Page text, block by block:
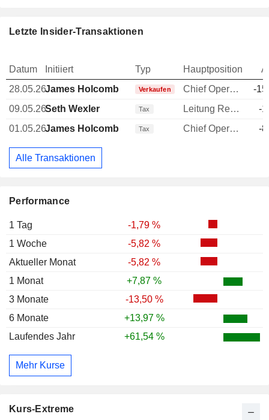
Performance
1 Tag
-1,79 %
1 Woche
-5,82 %
Aktueller Monat
-5,82 %
1 Monat
+7,87 %
3 Monate
-13,50 %
6 Monate
+13,97 %
Laufendes Jahr
+61,54 %
Mehr Kurse
Kurs-Extreme
Letzte Insider-Transaktionen
Datum Initiiert Typ Hauptposition
28.05.26James Holcomb Verkaufen Chief Operating Officer (COO)
-
09.05.26Seth Wexler Tax Leitung Rechtsabteilung
-
01.05.26James Holcomb Tax Chief Operating Officer (COO) -
Alle Transaktionen